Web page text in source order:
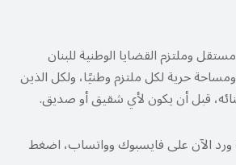
وملتزم القضايا الوطنية للبنان
حرية لكل ملتزم وطنيًا، ولكل الذين
قبل أن يكون لأي شقيق أو صديق.
ورد الآن على فايسبوك وواتساب، اضغط